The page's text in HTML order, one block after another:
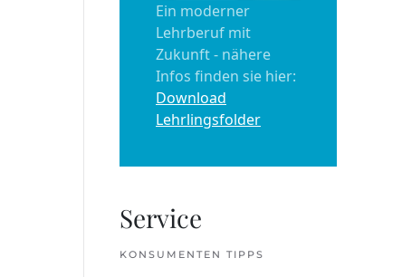
Ein moderner
Lehrberuf mit
Zukunft - nähere
Infos finden sie hier:
Download
Lehrlingsfolder
Service
KONSUMENTEN TIPPS